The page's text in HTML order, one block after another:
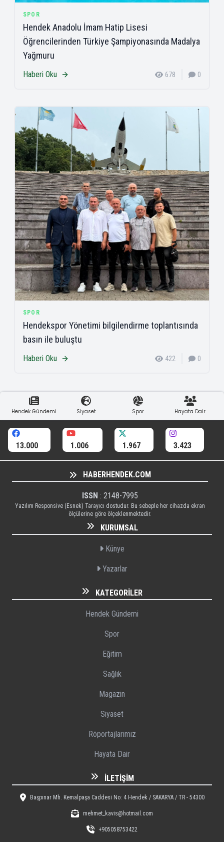
SPOR
Hendek Anadolu İmam Hatip Lisesi
Öğrencilerinden Türkiye Şampiyonasında Madalya
Yağmuru
Haberi Oku 678 0
SPOR
Hendekspor Yönetimi bilgilendirme toplantısında
basın ile buluştu
Haberi Oku 422 0
Hendek Gündemi Siyaset Spor Hayata Dair
13.000 1.006 1.967 3.423
HABERHENDEK.COM
ISSN : 2148-7995
Yazılım Responsive (Esnek) Tarayıcı dostudur. Bu sebeple her cihazda ekran
ölçülerine göre ölçeklenmektedir.
KURUMSAL
Künye
Yazarlar
KATEGORILER
Hendek Gündemi
Spor
Eğitim
Sağlık
Magazin
Siyaset
Röportajlarımız
Hayata Dair
İLETIŞIM
Başpınar Mh. Kemalpaşa Caddesi No: 4 Hendek / SAKARYA / TR - 54300
mehmet_kavis@hotmail.com
+905058753422